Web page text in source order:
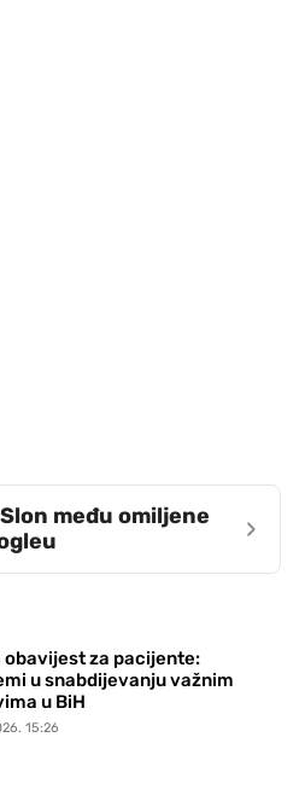
među omiljene
›
obavijest za pacijente:
u snabdijevanju važnim
u BiH
15:26